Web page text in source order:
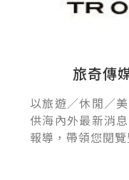
旅奇傳
以旅遊／休閒／
供海內外最新消
報導，帶領您閱